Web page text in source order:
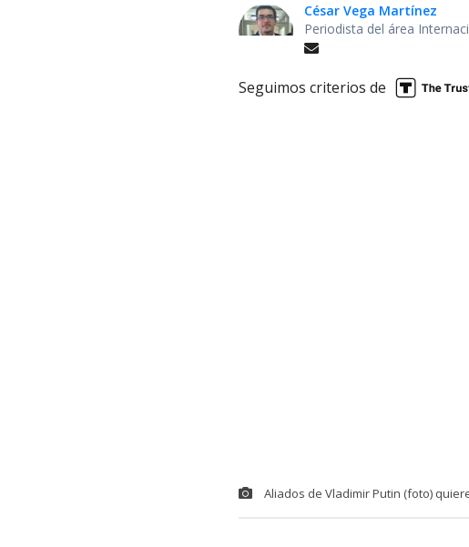
César Vega Martínez
Periodista del área
Seguimos criterios de
Aliados de Vladimir Putin (foto)